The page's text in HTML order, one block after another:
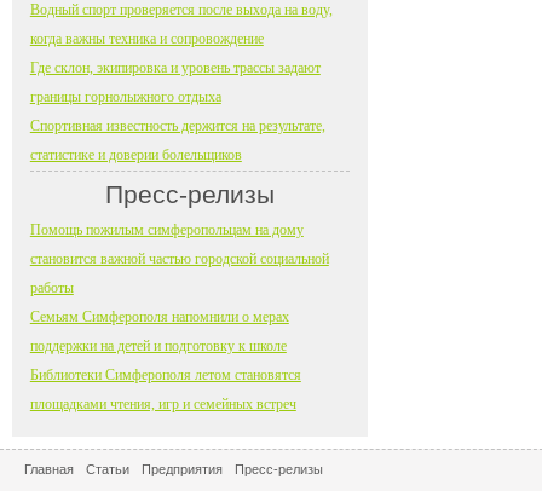
Водный спорт проверяется после выхода на воду,
когда важны техника и сопровождение
Где склон, экипировка и уровень трассы задают
границы горнолыжного отдыха
Спортивная известность держится на результате,
статистике и доверии болельщиков
Пресс-релизы
Помощь пожилым симферопольцам на дому
становится важной частью городской социальной
работы
Семьям Симферополя напомнили о мерах
поддержки на детей и подготовку к школе
Библиотеки Симферополя летом становятся
площадками чтения, игр и семейных встреч
Главная Статьи Предприятия Пресс-релизы